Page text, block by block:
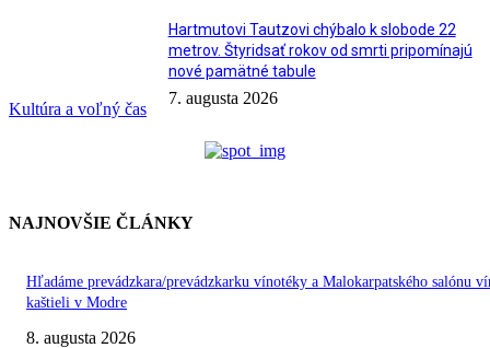
Kultúra a voľný čas
Hartmutovi Tautzovi chýbalo k slobode 22
metrov. Štyridsať rokov od smrti pripomínajú
nové pamätné tabule
7. augusta 2026
NAJNOVŠIE ČLÁNKY
Hľadáme prevádzkara/prevádzkarku vínotéky a Malokarpatského salónu
kaštieli v Modre
8. augusta 2026